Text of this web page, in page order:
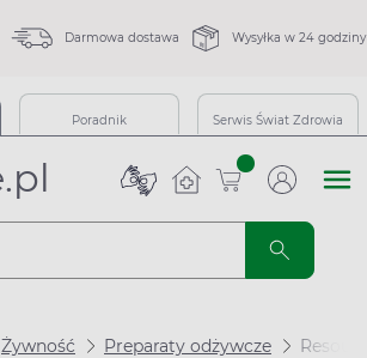
Darmowa dostawa Wysyłka w 24 godziny
Poradnik Serwis Świat Zdrowia
sztuk
Żywność Preparaty odżywcze